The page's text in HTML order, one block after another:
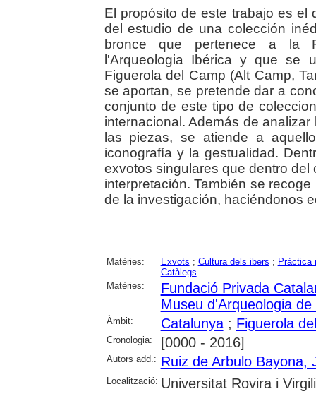
El propósito de este trabajo es el
del estudio de una colección
bronce que pertenece a la
l'Arqueologia Ibérica y que se
Figuerola del Camp (Alt Camp,
se aportan, se pretende dar a
conjunto de este tipo de
internacional. Además de
las piezas, se atiende a
iconografía y la gestualidad.
exvotos singulares que dentro
interpretación. También se
de la investigación, haciéndonos
Matèries: Exvots ; Cultura dels ibers ; Pràctica
Catàlegs
Matèries:
Fundació Privada
Museu d'Arqueologia
Àmbit: Catalunya; Figuerola
Cronologia: [0000 - 2016]
Autors add.: Ruiz de Arbulo Bayona,
Localització: Universitat Rovira i Virgili